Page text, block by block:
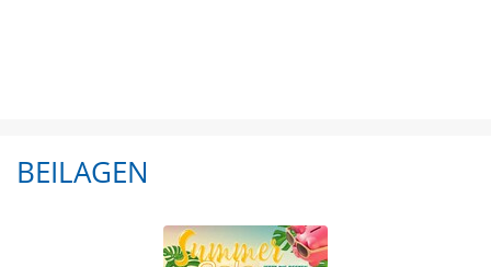
BEILAGEN